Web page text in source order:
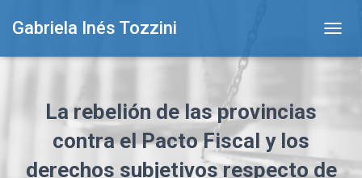
Gabriela Inés Tozzini
O
V
La rebelión de las provincias
contra el Pacto Fiscal y los
derechos subjetivos respecto de